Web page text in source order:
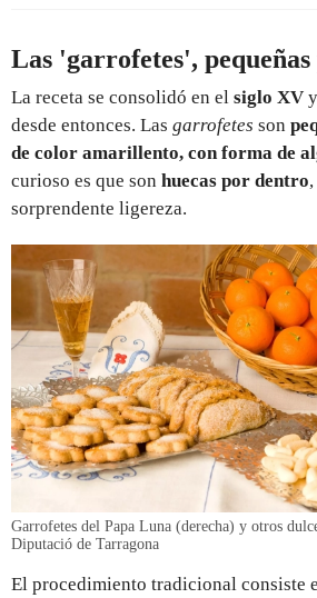
Las 'garrofetes', pequeñas
La receta se consolidó en el siglo XV
desde entonces. Las garrofetes son
de color amarillento, con forma de
curioso es que son huecas por dentro
sorprendente ligereza.
Garrofetes del Papa Luna (derecha) y otros
Diputació de Tarragona
El procedimiento tradicional consiste